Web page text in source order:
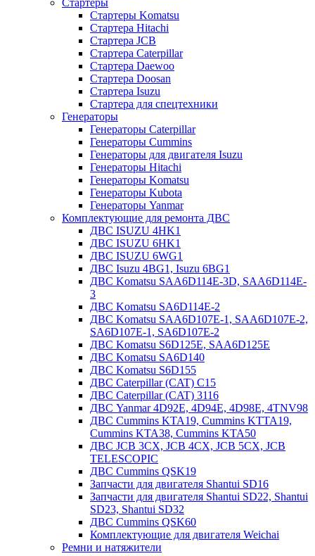
Стартеры Komatsu
Стартера Hitachi
Стартера JCB
Стартера Caterpillar
Стартера Daewoo
Стартера Doosan
Стартера Isuzu
Стартера для спецтехники
Генераторы
Генераторы Caterpillar
Генераторы Cummins
Генераторы для двигателя Isuzu
Генераторы Hitachi
Генераторы Komatsu
Генераторы Kubota
Генераторы Yanmar
Комплектующие для ремонта ДВС
ДВС ISUZU 4HK1
ДВС ISUZU 6HK1
ДВС ISUZU 6WG1
ДВС Isuzu 4BG1, Isuzu 6BG1
ДВС Komatsu SAA6D114E-3D, SAA6D114E-
3
ДВС Komatsu SA6D114E-2
ДВС Komatsu SAA6D107E-1, SAA6D107E-2,
SA6D107E-1, SA6D107E-2
ДВС Komatsu S6D125E, SAA6D125E
ДВС Komatsu SA6D140
ДВС Komatsu S6D155
ДВС Caterpillar (CAT) C15
ДВС Caterpillar (CAT) 3116
ДВС Yanmar 4D92E, 4D94E, 4D98E, 4TNV98
ДВС Cummins KTA19, Cummins KTTA19,
Cummins KTA38, Cummins KTA50
ДВС JCB 3CX, JCB 4CX, JCB 5CX, JCB
TELESCOPIC
ДВС Cummins QSK19
Запчасти для двигателя Shantui SD16
Запчасти для двигателя Shantui SD22, Shantui
SD23, Shantui SD32
ДВС Cummins QSK60
Комплектующие для двигателя Weichai
Ремни и натяжители